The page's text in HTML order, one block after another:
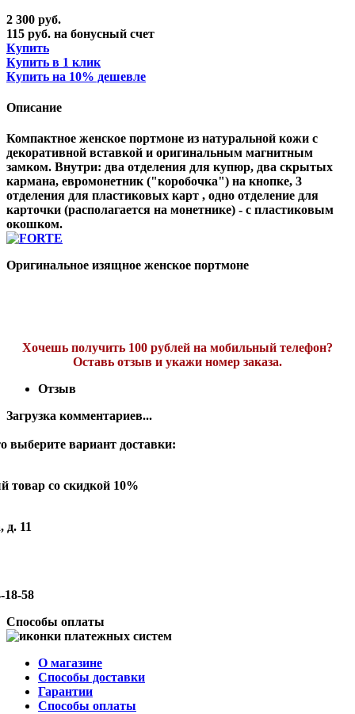
2 300 руб.
115 руб. на бонусный счет
Купить
Купить в 1 клик
Купить на 10% дешевле
Описание
Компактное женское портмоне из натуральной кожи с
декоративной вставкой и оригинальным магнитным
замком. Внутри: два отделения для купюр, два скрытых
кармана, евромонетник ("коробочка") на кнопке, 3
отделения для пластиковых карт , одно отделение для
карточки (располагается на монетнике) - с пластиковым
окошком.
Оригинальное изящное женское портмоне
Хочешь получить 100 рублей на мобильный телефон?
Оставь отзыв и укажи номер заказа.
Отзыв
Загрузка комментариев...
выберите вариант доставки:
товар со скидкой 10%
д. 11
18-58
Способы оплаты
О магазине
Способы доставки
Гарантии
Способы оплаты